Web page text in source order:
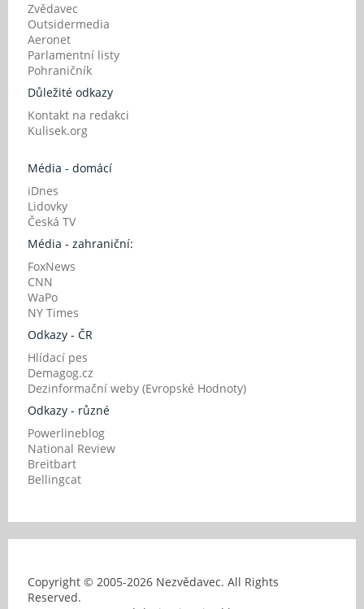
Zvědavec
Outsidermedia
Aeronet
Parlamentní listy
Pohraničník
Důležité odkazy
Kontakt na redakci
Kulisek.org
Média - domácí
iDnes
Lidovky
Česká TV
Média - zahraniční:
FoxNews
CNN
WaPo
NY Times
Odkazy - ČR
Hlídací pes
Demagog.cz
Dezinformační weby (Evropské Hodnoty)
Odkazy - různé
Powerlineblog
National Review
Breitbart
Bellingcat
Copyright © 2005-2026 Nezvědavec. All Rights
Reserved.